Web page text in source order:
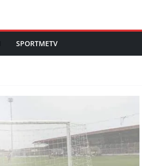
SPORTMETV